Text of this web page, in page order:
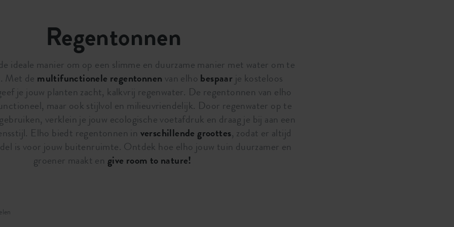
Regentonnen
ideale manier om op een slimme en duurzame manier met water om te
Met de multifunctionele regentonnen van elho bespaar je kosteloos
je jouw planten zacht, kalkvrij regenwater. De regentonnen van elho
maar ook stijlvol en milieuvriendelijk. Door regenwater op te
verklein je jouw ecologische voetafdruk en draag je bij aan een
Elho biedt regentonnen in verschillende groottes, zodat er altijd
is voor jouw buitenruimte. Ontdek hoe elho jouw tuin duurzamer en
groener maakt en give room to nature!